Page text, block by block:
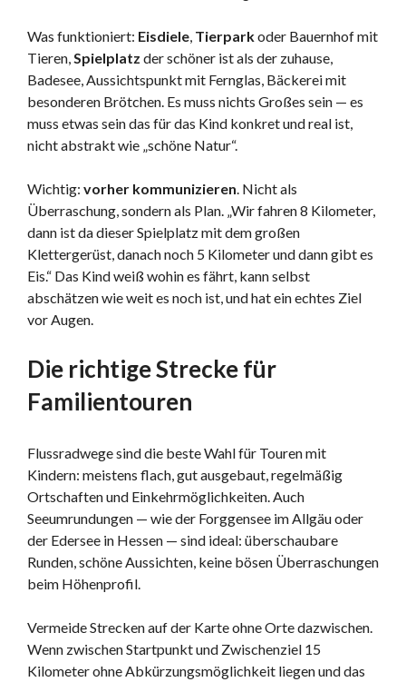
Was funktioniert: Eisdiele, Tierparkoder Bauernhof mit
Tieren,Spielplatz der schöner ist als der zuhause,
Badesee, Aussichtspunkt mit Fernglas, Bäckerei mit
besonderen Brötchen. Es muss nichts Großes sein — es
muss etwas sein das für das Kind konkret und real ist,
nicht abstrakt wie „schöne Natur“.
Wichtig: vorher kommunizieren. Nicht als
Überraschung, sondern als Plan. „Wir fahren 8 Kilometer,
dann ist da dieser Spielplatz mit dem großen
Klettergerüst, danach noch 5 Kilometer und dann gibt es
Eis.“ Das Kind weiß wohin es fährt, kann selbst
abschätzen wie weit es noch ist, und hat ein echtes Ziel
vor Augen.
Die richtige Strecke für
Familientouren
Flussradwege sind die beste Wahl für Touren mit
Kindern: meistens flach, gut ausgebaut, regelmäßig
Ortschaften und Einkehrmöglichkeiten. Auch
Seeumrundungen — wie der Forggensee im Allgäu oder
der Edersee in Hessen — sind ideal: überschaubare
Runden, schöne Aussichten, keine bösen Überraschungen
beim Höhenprofil.
Vermeide Strecken auf der Karte ohne Orte dazwischen.
Wenn zwischen Startpunkt und Zwischenziel 15
Kilometer ohne Abkürzungsmöglichkeit liegen und das